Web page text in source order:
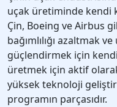
uçak üretiminde kendi
Çin, Boeing ve Airbus
bağımlılığı azaltmak
güçlendirmek için
üretmek için aktif
yüksek teknoloji
programın parçasıdır.